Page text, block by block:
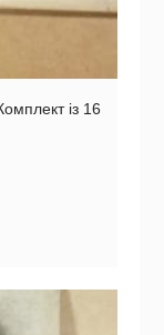
із 16